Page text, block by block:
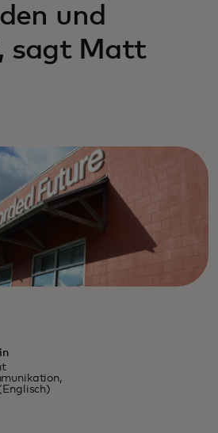
und
sagt Matt